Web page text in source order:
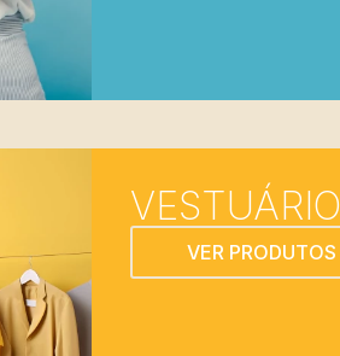
VESTUÁRIO
VER PRODUTOS